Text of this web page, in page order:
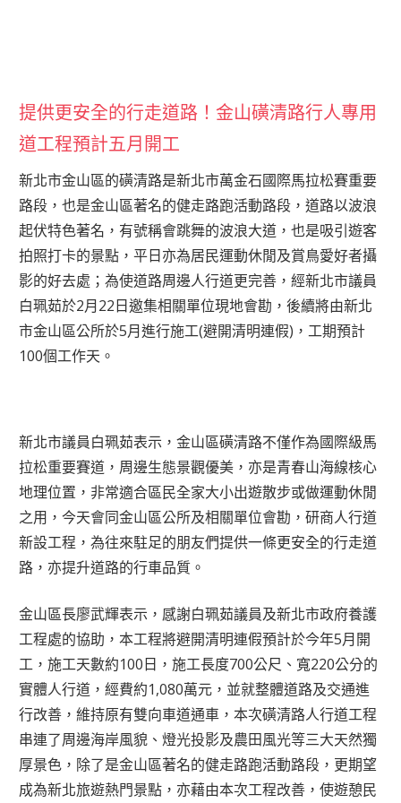
提供更安全的行走道路！金山磺清路行人專用
道工程預計五月開工
新北市金山區的磺清路是新北市萬金石國際馬拉松賽重要
路段，也是金山區著名的健走路跑活動路段，道路以波浪
起伏特色著名，有號稱會跳舞的波浪大道，也是吸引遊客
拍照打卡的景點，平日亦為居民運動休閒及賞鳥愛好者攝
影的好去處；為使道路周邊人行道更完善，經新北市議員
白珮茹於2月22日邀集相關單位現地會勘，後續將由新北
市金山區公所於5月進行施工(避開清明連假)，工期預計
100個工作天。
新北市議員白珮茹表示，金山區磺清路不僅作為國際級馬
拉松重要賽道，周邊生態景觀優美，亦是青春山海線核心
地理位置，非常適合區民全家大小出遊散步或做運動休閒
之用，今天會同金山區公所及相關單位會勘，研商人行道
新設工程，為往來駐足的朋友們提供一條更安全的行走道
路，亦提升道路的行車品質。
金山區長廖武輝表示，感謝白珮茹議員及新北市政府養護
工程處的協助，本工程將避開清明連假預計於今年5月開
工，施工天數約100日，施工長度700公尺、寬220公分的
實體人行道，經費約1,080萬元，並就整體道路及交通進
行改善，維持原有雙向車道通車，本次磺清路人行道工程
串連了周邊海岸風貌、燈光投影及農田風光等三大天然獨
厚景色，除了是金山區著名的健走路跑活動路段，更期望
成為新北旅遊熱門景點，亦藉由本次工程改善，使遊憩民